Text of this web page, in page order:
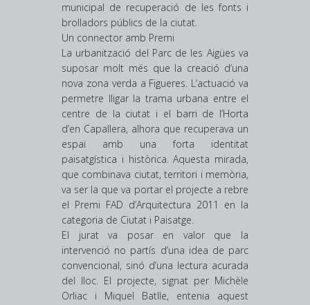
municipal de recuperació de les fonts i
brolladors públics de la ciutat.
Un connector amb Premi
La urbanització del Parc de les Aigües va
suposar molt més que la creació d’una
nova zona verda a Figueres. L’actuació va
permetre lligar la trama urbana entre el
centre de la ciutat i el barri de l’Horta
d’en Capallera, alhora que recuperava un
espai amb una forta identitat
paisatgística i històrica. Aquesta mirada,
que combinava ciutat, territori i memòria,
va ser la que va portar el projecte a rebre
el Premi FAD d’Arquitectura 2011 en la
categoria de Ciutat i Paisatge.
El jurat va posar en valor que la
intervenció no partís d’una idea de parc
convencional, sinó d’una lectura acurada
del lloc. El projecte, signat per Michèle
Orliac i Miquel Batlle, entenia aquest